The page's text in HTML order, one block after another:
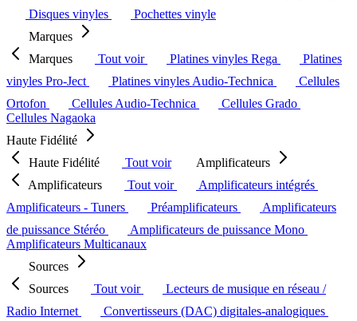
Disques vinyles
Pochettes vinyle
Marques
Marques
Tout voir Platines vinyles Rega
Platines
vinyles Pro-Ject
Platines vinyles Audio-Technica
Cellules
Ortofon
Cellules Audio-Technica
Cellules Grado
Cellules Nagaoka
Haute Fidélité
Haute Fidélité
Tout voir
Amplificateurs
Amplificateurs
Tout voir
Amplificateurs intégrés
Amplificateurs - Tuners
Préamplificateurs
Amplificateurs
de puissance Stéréo
Amplificateurs de puissance Mono
Amplificateurs Multicanaux
Sources
Sources
Tout voir
Lecteurs de musique en réseau /
Radio Internet
Convertisseurs (DAC) digitales-analogiques